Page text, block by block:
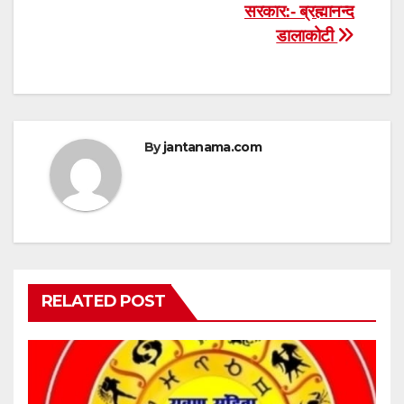
सरकार:- ब्रह्मानन्द
डालाकोटी
Byjantanama.com
RELATED POST